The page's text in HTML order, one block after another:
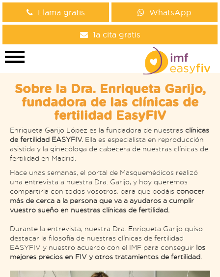
Llama gratis WhatsApp
1a cita gratis
Sobre la Dra. Enriqueta Garijo,
fundadora de las clínicas de
fertilidad EasyFIV
Enriqueta Garijo López es la fundadora de nuestras clínicas
de fertilidad EASYFIV. Ella es especialista en reproducción
asistida y la ginecóloga de cabecera de nuestras clínicas de
fertilidad en Madrid.
Hace unas semanas, el portal de Masquemédicos realizó
una entrevista a nuestra Dra. Garijo, y hoy queremos
compartirla con todos vosotros, para que podáis conocer
más de cerca a la persona que va a ayudaros a cumplir
vuestro sueño en nuestras clínicas de fertilidad.
Durante la entrevista, nuestra Dra. Enriqueta Garijo quiso
destacar la filosofía de nuestras clínicas de fertilidad
EASYFIV y nuestro acuerdo con el IMF para conseguir los
mejores precios en FIV y otros tratamientos de fertilidad.